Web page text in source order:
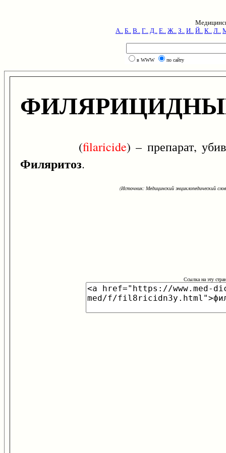
А.. Б.. В.. Г.. Д.. Е.. Ж.. З.. И.. Й.. К.. Л..
в WWW по сайту
(filaricide) – препарат,
Филяритоз.
(Источник: Медицинский энциклопедический
Ссылка на эту